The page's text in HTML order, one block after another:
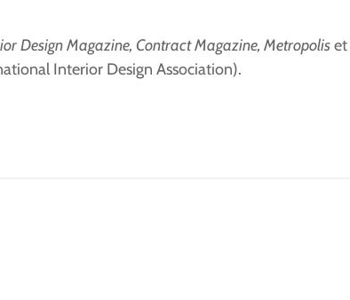
Design Magazine, Contract Magazine, Metropoliset
Interior Design Association).